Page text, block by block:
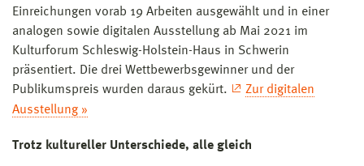
Einreichungen vorab 19 Arbeiten ausgewählt und in einer
analogen sowie digitalen Ausstellung ab Mai 2021 im
Kulturforum Schleswig-Holstein-Haus in Schwerin
präsentiert. Die drei Wettbewerbsgewinner und der
Publikumspreis wurden daraus gekürt.
Zur digitalen
Ausstellung »
Trotz kultureller Unterschiede, alle gleich